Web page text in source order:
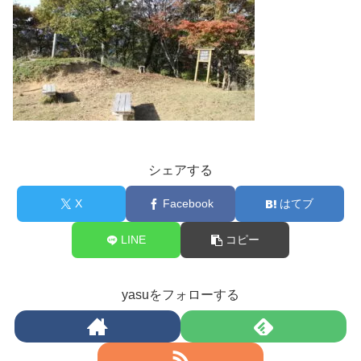
シェアする
X Facebook はてブ
LINE コピー
yasuをフォローする